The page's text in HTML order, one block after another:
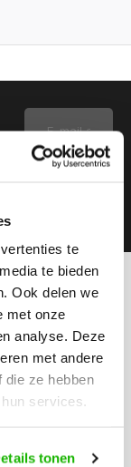
te
te bieden
Ook delen we
met onze
analyse. Deze
met andere
die ze hebben
services.
tonen